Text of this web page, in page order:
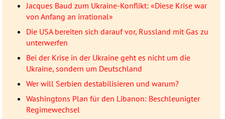
Jacques Baud zum Ukraine-Konflikt: «Diese Krise war
von Anfang an irrational»
Die USA bereiten sich darauf vor, Russland mit Gas zu
unterwerfen
Bei der Krise in der Ukraine geht es nicht um die
Ukraine, sondern um Deutschland
Wer will Serbien destabilisieren und warum?
Washingtons Plan für den Libanon: Beschleunigter
Regimewechsel